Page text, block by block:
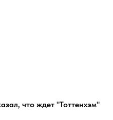
что ждет "Тоттенхэм"